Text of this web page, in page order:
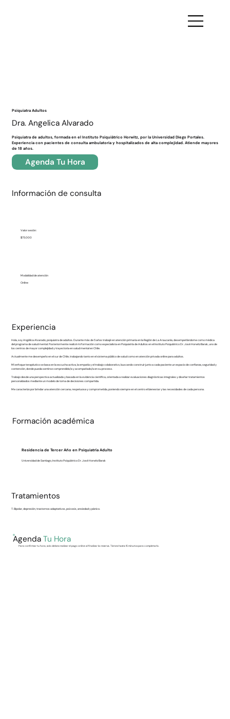
Psiquiatra Adultos
Dra. Angelica Alvarado
Psiquiatra de adultos, formada en el Instituto Psiquiátrico Horwitz, por la Universidad Diego Portales.
Experiencia con pacientes de consulta ambulatoria y hospitalizados de alta complejidad. Atiende mayores
de 18 años.
Agenda Tu Hora
Información de consulta
Valor sesión:
$75.000
Modalidad de atención
Online
Experiencia
Hola, soy Angélica Alvarado, psiquiatra de adultos. Durante más de 5 años trabajé en atención primaria en la Región de La Araucanía, desempeñándome como médica
del programa de salud mental. Posteriormente realicé mi formación como especialista en Psiquiatría de Adultos en el Instituto Psiquiátrico Dr. José Horwitz Barak, uno de
los centros de mayor complejidad y trayectoria en salud mental en Chile.
Actualmente me desempeño en el sur de Chile, trabajando tanto en el sistema público de salud como en atención privada online para adultos.
Mi enfoque terapéutico se basa en la escucha activa, la empatía y el trabajo colaborativo, buscando construir junto a cada paciente un espacio de confianza, seguridad y
contención, donde pueda sentirse comprendido/a y acompañado/a en su proceso.
Trabajo desde una perspectiva actualizada y basada en la evidencia científica, orientada a realizar evaluaciones diagnósticas integrales y diseñar tratamientos
personalizados mediante un modelo de toma de decisiones compartida.
Me caracterizo por brindar una atención cercana, respetuosa y comprometida, poniendo siempre en el centro el bienestar y las necesidades de cada persona.
Formación académica
Residencia de Tercer Año en Psiquiatría Adulto
Universidad de Santiago, Instituto Psiquiátrico Dr. José Horwitz Barak
Tratamientos
T. Bipolar, depresión, trastornos adaptativos, psicosis, ansiedad y pánico.
Agenda Tu Hora
Para confirmar tu hora, solo debes realizar el pago online al finalizar la reserva. Tienes hasta 15 minutos para completarlo.